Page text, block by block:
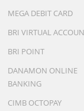
MEGA DEBIT CARD
BRI VIRTUAL
BRI POINT
DANAMON ONLINE
BANKING
CIMB OCTOPAY